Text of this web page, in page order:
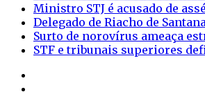
Ministro STJ é acusado de
Delegado de Riacho de
Surto de norovírus ameaça
STF e tribunais superiores